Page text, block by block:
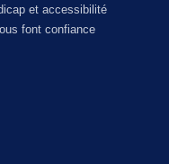
et accessibilité
font confiance